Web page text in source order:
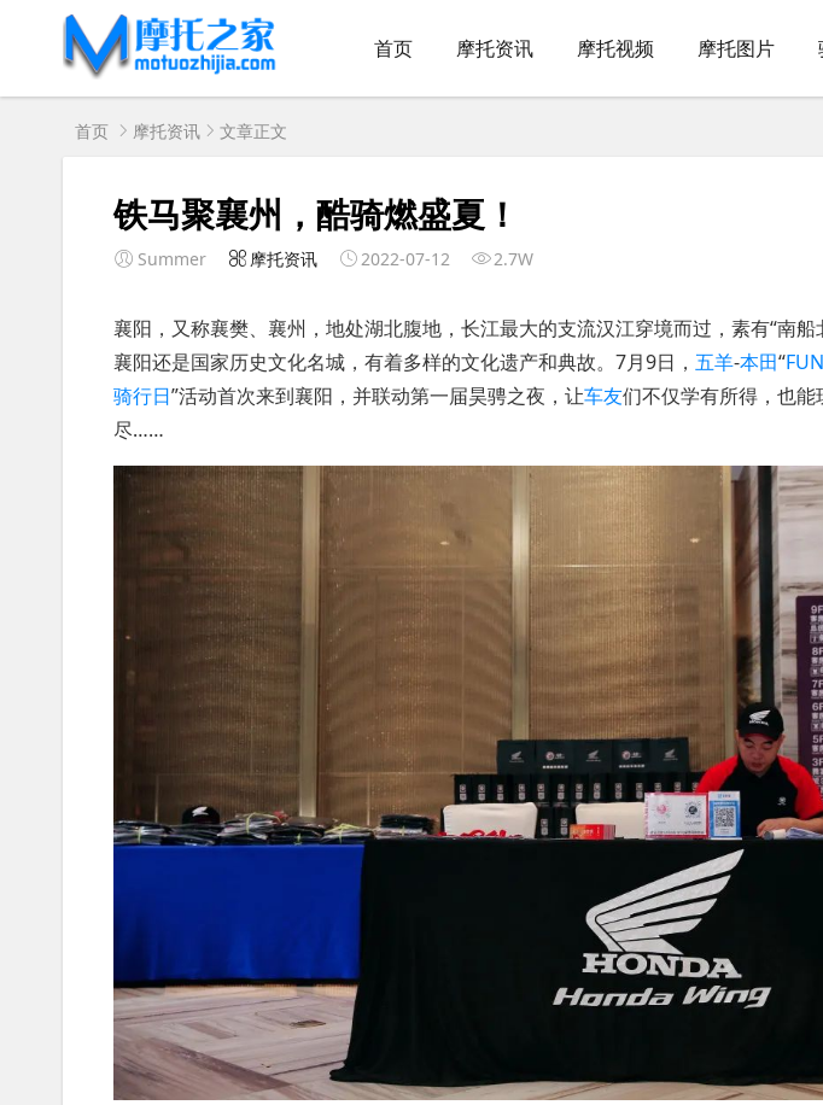
首页 摩托资讯 摩托视频 摩托图片
首页 摩托资讯 文章正文
铁马聚襄州，酷骑燃盛夏！
Summer 摩托资讯 2022-07-12 2.7W
襄阳，又称襄樊、襄州，地处湖北腹地，长江最大的支流汉江穿境而过，素有“南
襄阳还是国家历史文化名城，有着多样的文化遗产和典故。7月9日， 五羊-本田“
骑行日”活动首次来到襄阳，并联动第一届昊骋之夜，让车友们不仅学有所得，也
尽……